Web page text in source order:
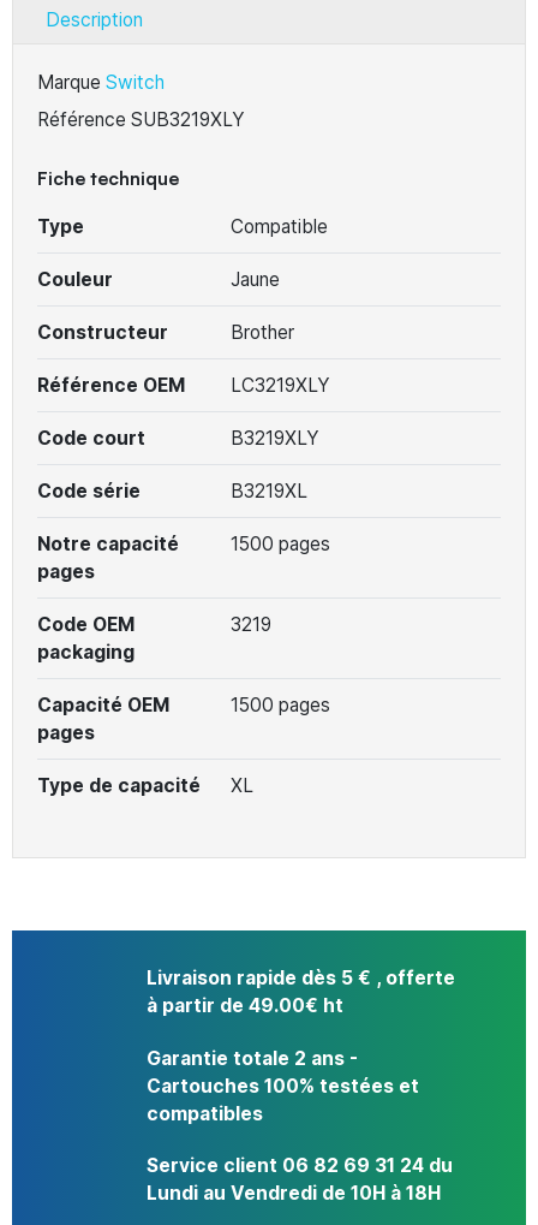
Description
Marque Switch
Référence SUB3219XLY
Fiche technique
Type Compatible
Couleur Jaune
Constructeur Brother
Référence OEM LC3219XLY
Code court B3219XLY
Code série B3219XL
Notre capacité
pages
1500 pages
Code OEM
packaging
3219
Capacité OEM
pages
1500 pages
Type de capacité XL
Livraison rapide dès 5 € , offerte
à partir de 49.00€ ht
Garantie totale 2 ans -
Cartouches 100% testées et
compatibles
Service client 06 82 69 31 24 du
Lundi au Vendredi de 10H à 18H